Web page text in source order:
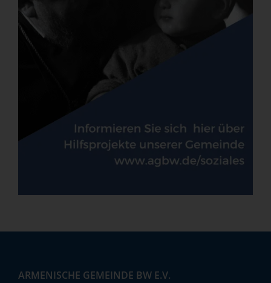
ARMENISCHE GEMEINDE BW E.V.